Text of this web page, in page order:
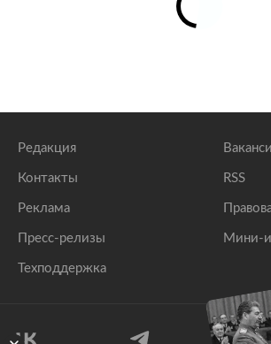
Редакция
Контакты
Реклама
Пресс-релизы
Техподдержка
RSS
Мини-